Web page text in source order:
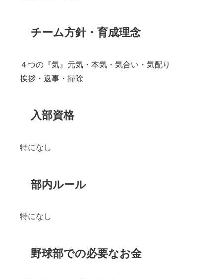
チーム方針・育成理念
４つの『気』元気・本気・気合い・気配り
挨拶・返事・掃除
入部資格
特になし
部内ルール
特になし
野球部での必要なお金